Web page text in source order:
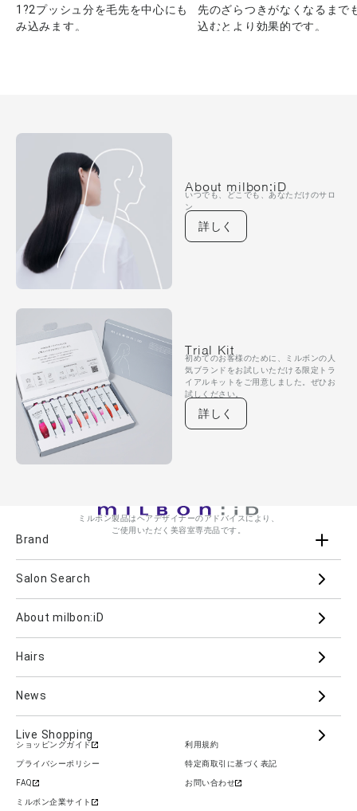
1?2プッシュ分を毛先を中心にも
み込みます。
先のざらつきがなくなるまで
込むとより効果的です。
About milbon:iD
いつでも、どこでも、あなただけのサロ
ン
詳しく
Trial Kit
初めてのお客様のために、ミルボンの人
気ブランドをお試しいただける限定トラ
イアルキットをご用意しました。ぜひお
試しください。
詳しく
ミルボン製品はヘアデザイナーのアドバイスにより、
ご使用いただく美容室専売品です。
Brand
Aujua milbon
PJOLI
COLOR GADGET ALANOUS
Cosmetics
Salon Search
About milbon:iD
Hairs
News
Live Shopping
ショッピングガイド
プライバシーポリシー
FAQ
ミルボン企業サイト
利用規約
特定商取引に基づく表記
お問い合わせ